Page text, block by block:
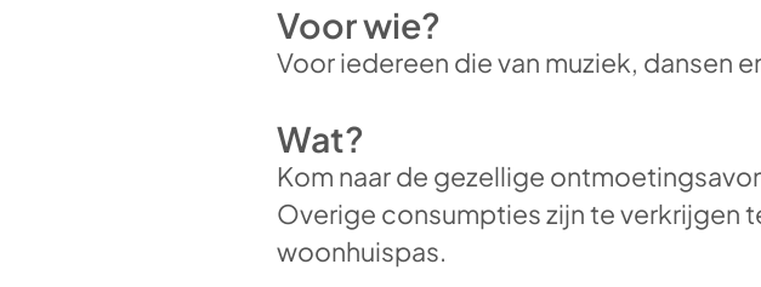
Voor wie?
Voor iedereen die van muziek, dansen
Wat?
Kom naar de gezellige
Overige consumpties zijn te verkrijgen
woonhuispas.